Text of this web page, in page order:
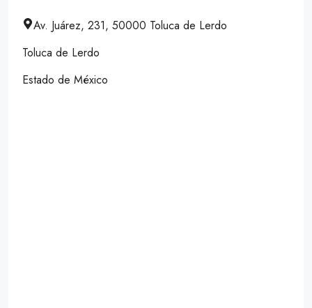
Av. Juárez, 231, 50000 Toluca de Lerdo
Toluca de Lerdo
Estado de México